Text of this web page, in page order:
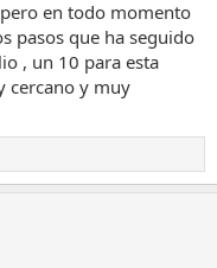
en todo momento
pasos que ha seguido
, un 10 para esta
cercano y muy